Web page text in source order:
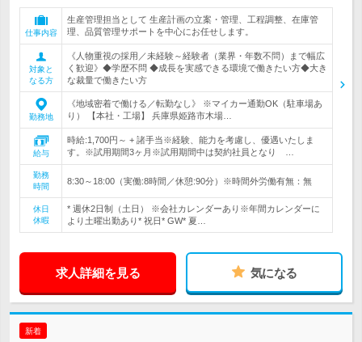
仕事内容
生産管理担当として 生産計画の立案・管理、工程調整、在庫管
理、品質管理サポートを中心にお任せします。
対象と
なる方
《人物重視の採用／未経験～経験者（業界・年数不問）まで幅広
く歓迎》◆学歴不問 ◆成長を実感できる環境で働きたい方◆大き
な裁量で働きたい方
勤務地
《地域密着で働ける／転勤なし》 ※マイカー通勤OK（駐車場あ
り） 【本社・工場】 兵庫県姫路市木場…
給与
時給:1,700円～ + 諸手当※経験、能力を考慮し、優遇いたしま
す。※試用期間3ヶ月※試用期間中は契約社員となり …
勤務
時間
8:30～18:00（実働:8時間／休憩:90分）※時間外労働有無：無
休日
休暇
* 週休2日制（土日） ※会社カレンダーあり※年間カレンダーに
より土曜出勤あり* 祝日* GW* 夏…
求人詳細を見る 気になる
新着